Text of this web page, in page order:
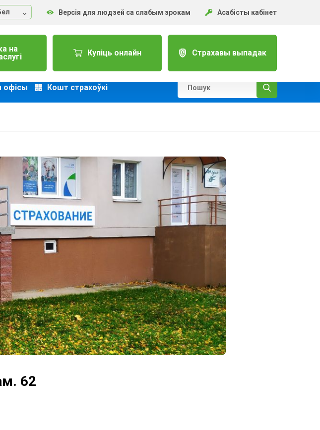
Версія для людзей са слабым зрокам Асабісты кабінет
на
Купіць онлайн Страхавы выпадак
Кошт страхоўкi
62